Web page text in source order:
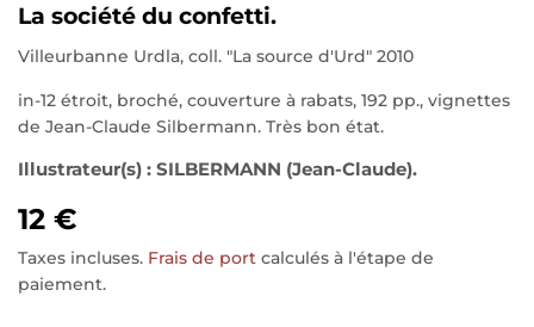
La société du confetti.
Villeurbanne Urdla, coll. "La source d'Urd" 2010
in-12 étroit, broché, couverture à rabats, 192 pp., vignettes
de Jean-Claude Silbermann. Très bon état.
Illustrateur(s) : SILBERMANN (Jean-Claude).
12 €
Taxes incluses. Frais de port calculés à l'étape de
paiement.